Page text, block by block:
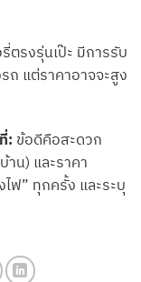
ตรงรุ่นเป๊ะ มีการรับ
ถ แต่ราคาอาจจะสูง
: ข้อดีคือสะดวก
าน) และราคา
ไฟ” ทุกครั้ง และระบุ